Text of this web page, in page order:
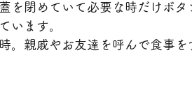
を閉めていて必要な時だけボタ
います。
。親戚やお友達を呼んで食事を